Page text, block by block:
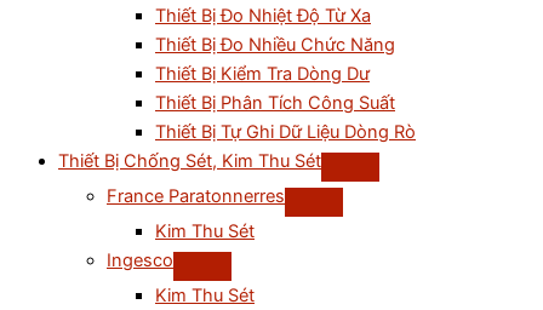
Thiết Bị Đo Nhiệt Độ Từ Xa
Thiết Bị Đo Nhiều Chức Năng
Thiết Bị Kiểm Tra Dòng Dư
Thiết Bị Phân Tích Công Suất
Thiết Bị Tự Ghi Dữ Liệu Dòng Rò
Thiết Bị Chống Sét, Kim Thu Sét
France Paratonnerres
Kim Thu Sét
Ingesco
Kim Thu Sét